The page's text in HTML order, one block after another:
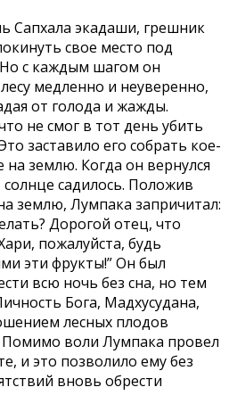
Сапхала экадаши, грешник
свое место под
с каждым шагом он
медленно и неуверенно,
от голода и жажды.
не смог в тот день убить
заставило его собрать кое-
землю. Когда он вернулся
садилось. Положив
землю, Лумпака запричитал:
Дорогой отец, что
пожалуйста, будь
эти фрукты!” Он был
всю ночь без сна, но тем
Бога, Мадхусудана,
лесных плодов
воли Лумпака провел
и это позволило ему без
вновь обрести